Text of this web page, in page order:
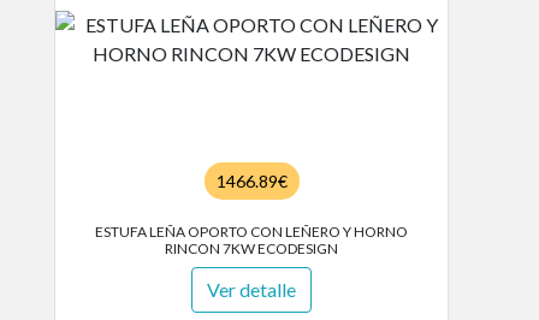
1466.89€
ESTUFA LEÑA OPORTO CON LEÑERO Y HORNO
RINCON 7KW ECODESIGN
Ver detalle